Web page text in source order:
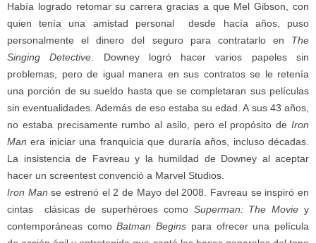
Había logrado retomar su carrera gracias a que Mel Gibson, con
quien tenía una amistad personal desde hacía años, puso
personalmente el dinero del seguro para contratarlo en The
Singing Detective . Downey logró hacer varios papeles sin
problemas, pero de igual manera en sus contratos se le retenía
una porción de su sueldo hasta que se completaran sus películas
sin eventualidades. Además de eso estaba su edad. A sus 43 años,
no estaba precisamente rumbo al asilo, pero el propósito de Iron
Man era iniciar una franquicia que duraría años, incluso décadas.
La insistencia de Favreau y la humildad de Downey al aceptar
hacer un screentest convenció a Marvel Studios.
Iron Man se estrenó el 2 de Mayo del 2008. Favreau se inspiró en
cintas clásicas de superhéroes como Superman: The Movie y
contemporáneas comoBatman Begins para ofrecer una película